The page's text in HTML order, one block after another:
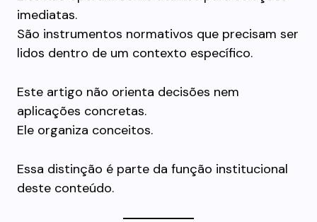
imediatas.
São instrumentos normativos que precisam ser
lidos dentro de um contexto específico.
Este artigo não orienta decisões nem
aplicações concretas.
Ele organiza conceitos.
Essa distinção é parte da função institucional
deste conteúdo.